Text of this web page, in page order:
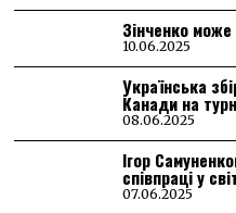
Зінченко може
10.06.2025
Українська
Канади на
08.06.2025
Ігор
співпраці у
07.06.2025